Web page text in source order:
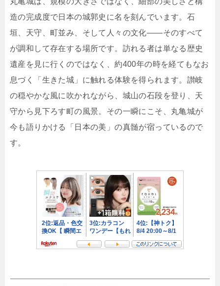
造の完成度で日本の城郭史に名を刻んでいます。石
垣、天守、町並み、そして人々の文化――そのすべて
が調和して存在する場所です。訪れる者は単なる歴史
遺産を見に行くのではなく、約400年の時を経てもなお
息づく「生きた城」に触れる体験を得られます。讃岐
の穏やかな風に吹かれながら、城山の石段を登り、天
守から見下ろす町の風景。その一瞬にこそ、丸亀城が
今も語りかける「日本の美」の真髄が宿っているので
す。